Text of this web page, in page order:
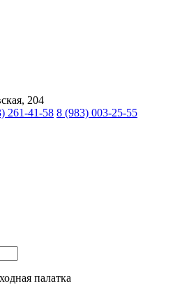
204
261-41-58 8 (983) 003-25-55
палатка